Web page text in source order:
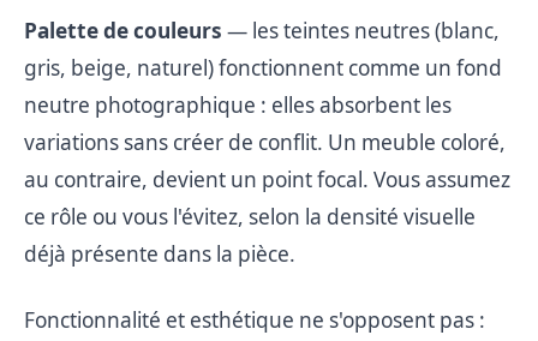
Palette de couleurs — les teintes neutres (blanc,
gris, beige, naturel) fonctionnent comme un fond
neutre photographique : elles absorbent les
variations sans créer de conflit. Un meuble coloré,
au contraire, devient un point focal. Vous assumez
ce rôle ou vous l'évitez, selon la densité visuelle
déjà présente dans la pièce.
Fonctionnalité et esthétique ne s'opposent pas :